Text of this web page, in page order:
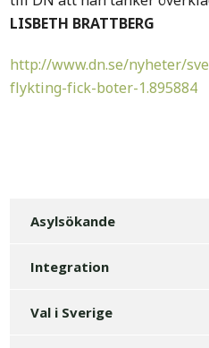
LISBETH BRATTBERG
http://www.dn.se/nyheter/
flykting-fick-boter-1.895884
Asylsökande
Integration
Val i Sverige